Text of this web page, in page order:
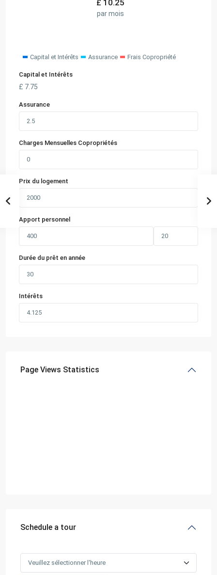
£ 10.25
par mois
Capital et Intérêts Assurance Frais Copropriété
Capital et Intérêts
£ 7.75
Assurance
Charges Mensuelles Copropriétés
Prix du logement
Apport personnel
Durée du prêt en année
Intérêts
Page Views Statistics
Schedule a tour